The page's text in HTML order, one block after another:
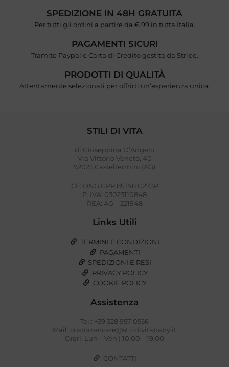
SPEDIZIONE IN 48H GRATUITA
Per tutti gli ordini a partire da € 99 in tutta Italia.
PAGAMENTI SICURI
Tramite Paypal e Carta di Credito gestita da Stripe.
PRODOTTI DI QUALITÀ
Attentamente selezionati per offrirti un’esperienza unica.
STILI DI VITA
di Giuseppina D’Angelo
Via Vittorio Veneto, 40
92025 Casteltermini (AG)
CF: DNG GPP 85T48 G273P
P. IVA: 03023110848
REA: AG – 221948
Links Utili
TERMINI E CONDIZIONI
PAGAMENTI
SPEDIZIONI E RESI
PRIVACY POLICY
COOKIE POLICY
Assistenza
Tel.: +39 328 957 0556
Mail: customercare@stilidivitababy.it
Orari: Lun – Ven | 10.00 – 19.00
CONTATTI